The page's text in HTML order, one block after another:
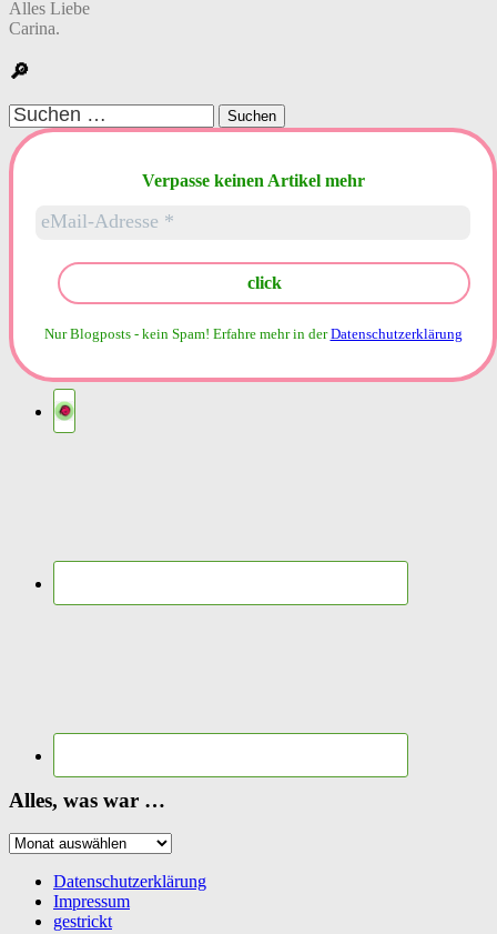
Alles Liebe
Carina.
🔎
Suchen
nach:
Verpasse keinen Artikel mehr
Nur Blogposts - kein Spam! Erfahre mehr in derDatenschutzerklärung
Alles, was war …
Alles,
Datenschutzerklärung
Impressum
gestrickt